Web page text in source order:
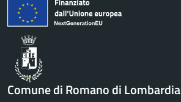
Comune di Romano di Lombardia